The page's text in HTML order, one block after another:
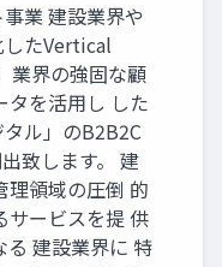
業 建設業界や
したVertical
業界の強固な顧
タを活用し した
ル」のB2B2C
致します。 建
理領域の圧倒 的
サービスを提 供
る 建設業界に 特